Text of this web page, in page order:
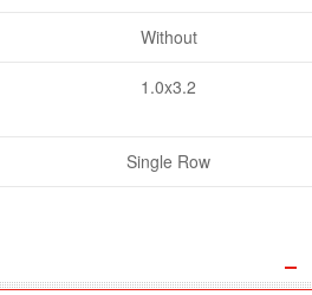
Without
1.0x3.2
Single Row